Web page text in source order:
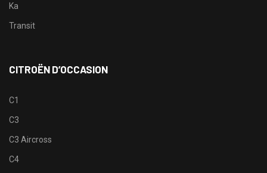
Ka
Transit
CITROËN D’OCCASION
C1
C3
C3 Aircross
C4